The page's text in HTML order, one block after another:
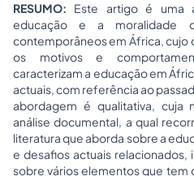
RESUMO: Este artigo é uma
educação e a moralidade
contemporâneos em África,
os motivos e
caracterizam a educação em
actuais, com referência ao
abordagem é qualitativa, cuja
análise documental, a qual
literatura que aborda sobre a
e desafios actuais
sobre vários elementos que tem